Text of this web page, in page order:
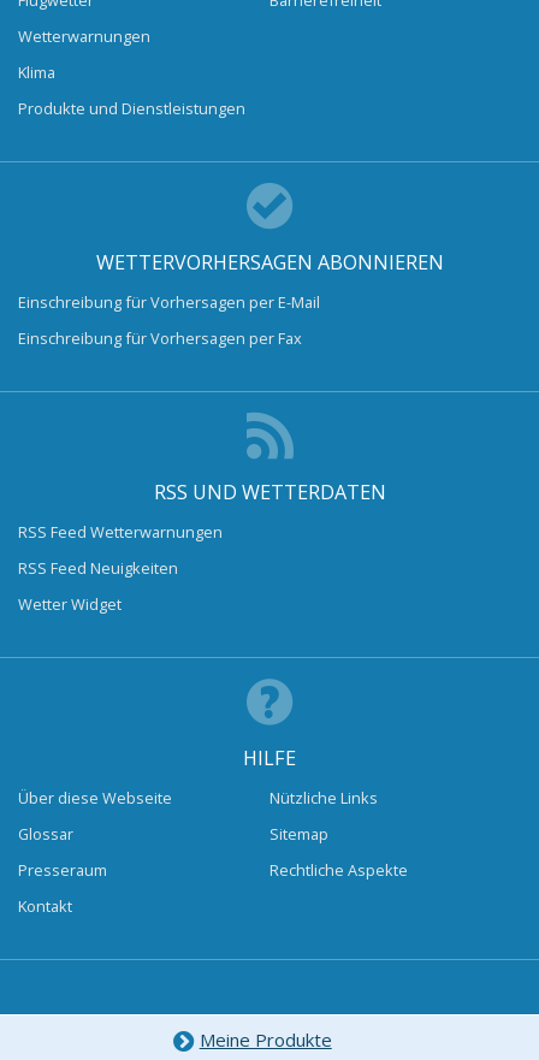
Wetterwarnungen
Klima
Produkte und Dienstleistungen
WETTERVORHERSAGEN ABONNIEREN
Einschreibung für Vorhersagen per E-Mail
Einschreibung für Vorhersagen per Fax
RSS UND WETTERDATEN
RSS Feed Wetterwarnungen
RSS Feed Neuigkeiten
Wetter Widget
HILFE
Über diese Webseite
Glossar
Presseraum
Kontakt
Nützliche Links
Sitemap
Rechtliche Aspekte
Meine Produkte